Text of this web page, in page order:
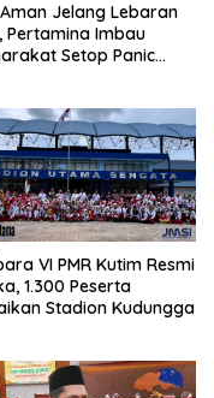
Jelang Lebaran
Pertamina Imbau
Setop Panic
VI PMR Kutim Resmi
1.300 Peserta
Stadion Kudungga